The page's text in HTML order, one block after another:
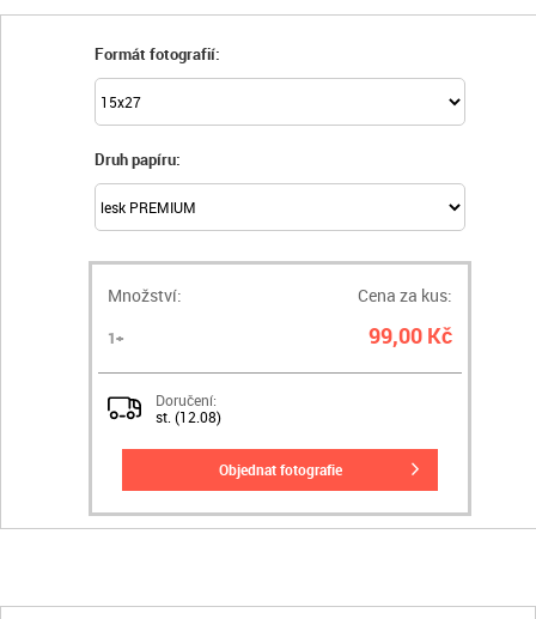
Formát fotografií:
Druh papíru:
Množství: Cena za kus:
1+ 99,00 Kč
Doručení:
st. (12.08)
objednat fotografie